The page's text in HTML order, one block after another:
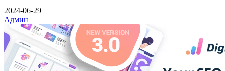
2024-06-29
Админ